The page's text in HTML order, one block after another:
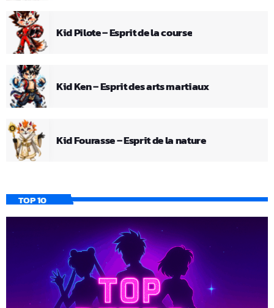
Kid Pilote – Esprit de la course
Kid Ken – Esprit des arts martiaux
Kid Fourasse – Esprit de la nature
TOP 10